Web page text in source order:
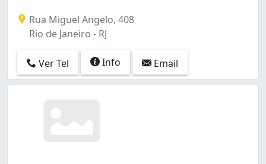
Rua Miguel Angelo, 408
Rio de Janeiro - RJ
Ver Tel Info Email